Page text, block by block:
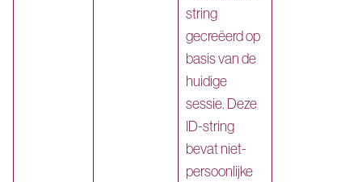
string
gecreëerd op
basis van de
huidige
sessie. Deze
ID-string
bevat niet-
persoonlijke